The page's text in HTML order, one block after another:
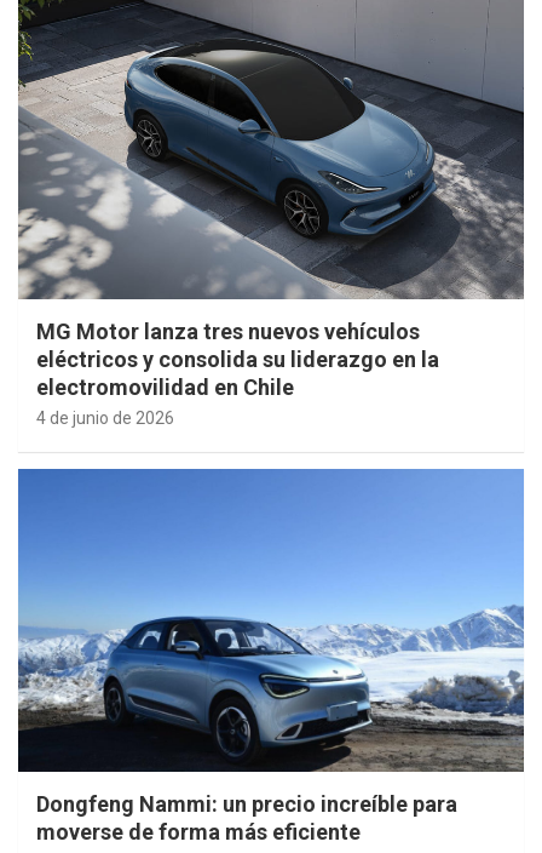
MG Motor lanza tres nuevos vehículos
eléctricos y consolida su liderazgo en la
electromovilidad en Chile
4 de junio de 2026
Dongfeng Nammi: un precio increíble para
moverse de forma más eficiente